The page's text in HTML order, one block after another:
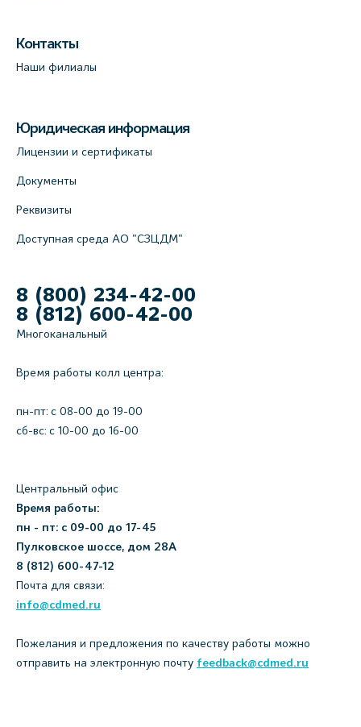
Контакты
Наши филиалы
Юридическая информация
Лицензии и сертификаты
Документы
Реквизиты
Доступная среда АО "СЗЦДМ"
8 (800) 234-42-00
8 (812) 600-42-00
Многоканальный
Время работы колл центра:
пн-пт: c 08-00 до 19-00
сб-вс: с 10-00 до 16-00
Центральный офис
Время работы:
пн - пт: с 09-00 до 17-45
Пулковское шоссе, дом 28А
8 (812) 600-47-12
Почта для связи:
info@cdmed.ru
Пожелания и предложения по качеству работы можно
отправить на электронную почту feedback@cdmed.ru